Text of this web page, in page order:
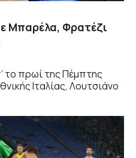
Μπαρέλα, Φρατέζι
το πρωί της Πέμπτης
Ιταλίας, Λουτσιάνο